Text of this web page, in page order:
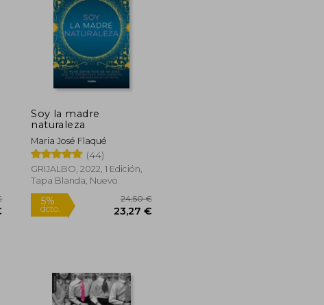
19,99 € 5%
Soy la madre
naturaleza
Maria José Flaqué
(44)
GRIJALBO, 2022, 1 Edición,
Tapa Blanda, Nuevo